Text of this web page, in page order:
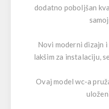
dodatno poboljšan
Novi moderni dizajn
lakšim za instalaciju,
Ovaj model wc-a